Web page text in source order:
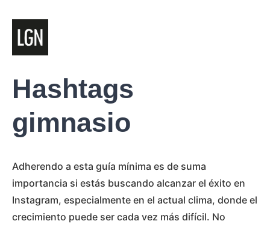
Hashtags
gimnasio
Adherendo a esta guía mínima es de suma
importancia si estás buscando alcanzar el éxito en
Instagram, especialmente en el actual clima, donde el
crecimiento puede ser cada vez más difícil. No